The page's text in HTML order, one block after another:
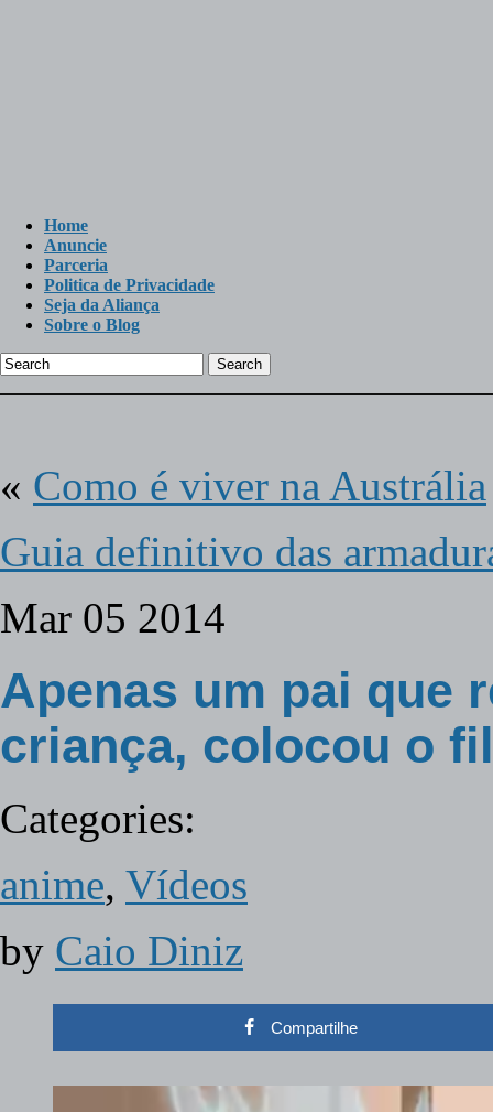
Home
Anuncie
Parceria
Politica de Privacidade
Seja da Aliança
Sobre o Blog
Search
« Como é viver na Austrália
Guia definitivo das
Mar 05 2014
Apenas um pai que
criança, colocou o
Categories:
anime, Vídeos
by Caio Diniz
Compartilhe